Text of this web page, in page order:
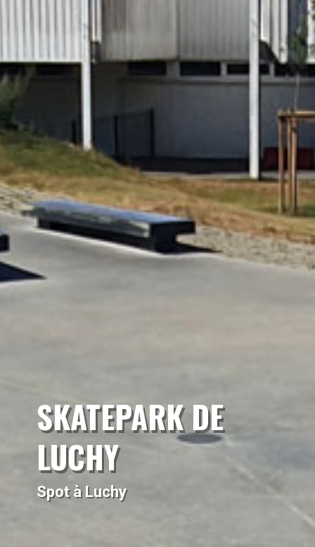
SKATEPARK DE
LUCHY
Spot à Luchy